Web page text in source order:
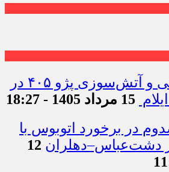
۳فوتی در واژگونی و آتش‌سوزی پژو ۴۰۵ در
15 مرداد 1405 - 18:27
در برخورد اتوبوس با
12